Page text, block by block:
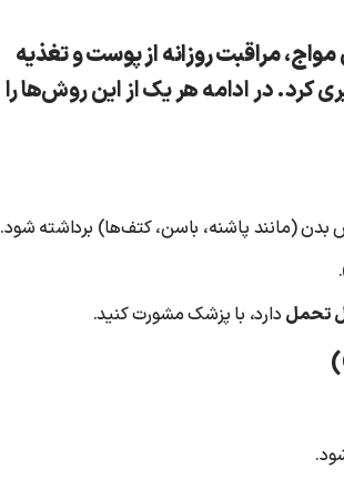
مواج،مراقبت روزانه از پوستوتغذیه
در ادامه هر یک از این روش‌ها را
(مانند پاشنه، باسن، کتف‌ها) برداشته شود.
تحمل دارد، با پزشک مشورت کنید.